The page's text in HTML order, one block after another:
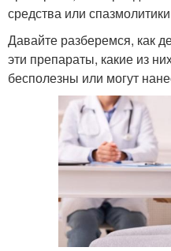
средства или
Давайте разберемся, как
эти препараты, какие из
бесполезны или могут